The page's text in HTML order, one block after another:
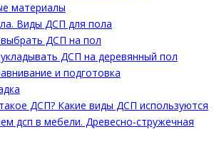
материалы
Виды ДСП для пола
ДСП на пол
ДСП на деревянный пол
и подготовка
ДСП? Какие виды ДСП используются
дсп в мебели. Древесно-стружечная